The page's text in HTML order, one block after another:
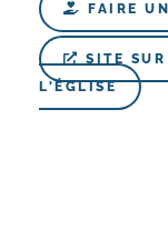
FAIRE
SITE
L'ÉGLISE